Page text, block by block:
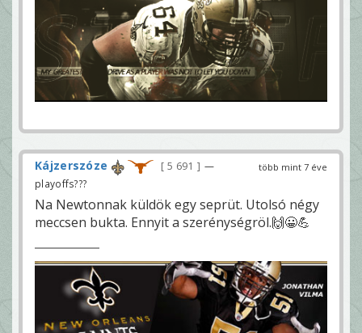
több mint 7 éve
Kájzerszóze 5 691
—
playoffs???
Na Newtonnak küldök egy seprüt. Utolsó négy
meccsen bukta. Ennyit a szerénységröl.🙌😀💪